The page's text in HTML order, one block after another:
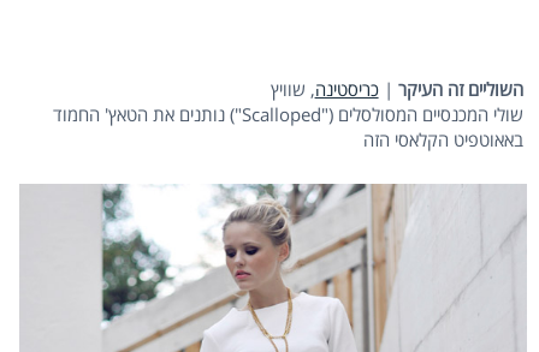
השוליים זה העיקר |כריסטינה, שוויץ
שולי המכנסיים המסולסלים ("Scalloped") נותנים את הטאץ' החמוד
באאוטפיט הקלאסי הזה